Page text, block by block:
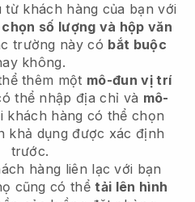
khách hàng của bạn với
số lượng và hộp văn
trường này có bắt buộc
không.
thêm một mô-đun vị trí
thể nhập địa chỉ và mô-
khách hàng có thể chọn
khả dụng được xác định
trước.
hàng liên lạc với bạn
cũng có thểtải lên hình